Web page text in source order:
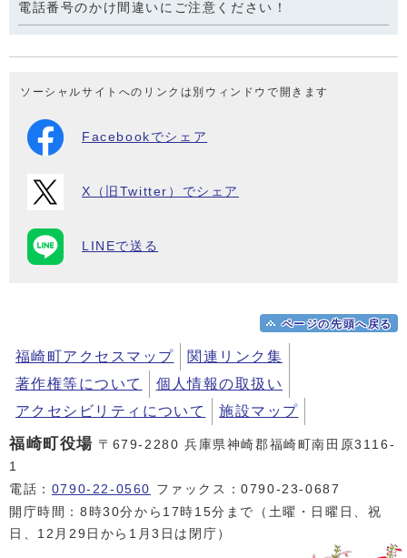
電話番号のかけ間違いにご注意ください！
ソーシャルサイトへのリンクは別ウィンドウで開きます
Facebookでシェア
X（旧Twitter）でシェア
LINEで送る
ページの先頭へ戻る
福崎町アクセスマップ
関連リンク集
著作権等について
個人情報の取扱い
アクセシビリティについて
施設マップ
福崎町役場 〒679-2280 兵庫県神崎郡福崎町南田原3116-
1
電話： 0790-22-0560 ファックス：0790-23-0687
開庁時間：8時30分から17時15分まで（土曜・日曜日、祝
日、12月29日から1月3日は閉庁）